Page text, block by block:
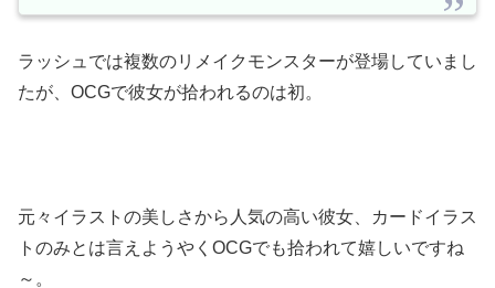
ラッシュでは複数のリメイクモンスターが登場していまし
たが、ОCGで彼女が拾われるのは初。
元々イラストの美しさから人気の高い彼女、カードイラス
トのみとは言えようやくОCGでも拾われて嬉しいですね
～。